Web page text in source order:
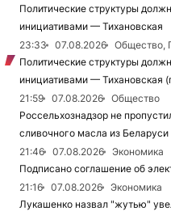
Политические структуры
инициативами — Тихановская
23:33
07.08.2026
Общество,
Политические структуры
инициативами — Тихановская
21:59
07.08.2026
Общество
Россельхознадзор не
сливочного масла из Беларуси
21:46
07.08.2026
Экономика
Подписано соглашение об
21:16
07.08.2026
Экономика
Лукашенко назвал "жутью"